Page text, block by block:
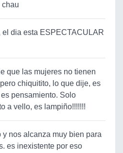
chau
el dia esta ESPECTACULAR
que las mujeres no tienen
chiquitito, lo que dije, es
pensamiento. Solo
a vello, es lampiño!!!!!!!
y nos alcanza muy bien para
es inexistente por eso